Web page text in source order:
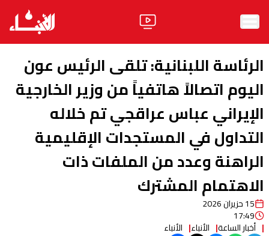
الرئيسية
آراء
فيديو
مواقف
وليد جنبلاطالحزب
ابحث
الرئاسة اللبنانية: تلقى الرئيس عون
اليوم اتصالاً هاتفياً من وزير الخارجية
الإيراني عباس عراقجي تم خلاله
التداول في المستجدات الإقليمية
الراهنة وعدد من الملفات ذات
الاهتمام المشترك
15 حزيران 2026
17:49
أخبار الساعة الأنباء الأنباء